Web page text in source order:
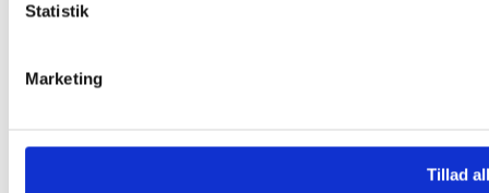
Statistik
Marketing
Tillad
Knapceller Lithium
Foto og Lithium